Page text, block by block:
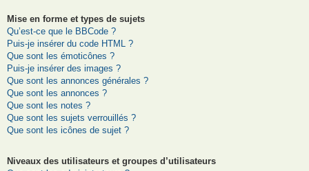
Mise en forme et types de sujets
Qu’est-ce que le BBCode ?
Puis-je insérer du code HTML ?
Que sont les émoticônes ?
Puis-je insérer des images ?
Que sont les annonces générales ?
Que sont les annonces ?
Que sont les notes ?
Que sont les sujets verrouillés ?
Que sont les icônes de sujet ?
Niveaux des utilisateurs et groupes d’utilisateurs